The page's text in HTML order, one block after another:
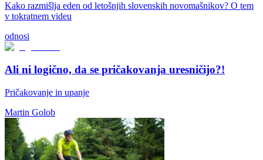
Kako razmišlja eden od letošnjih slovenskih novomašnikov? O tem
v tokratnem videu
odnosi
Ali ni logično, da se pričakovanja uresničijo?!
Pričakovanje in upanje
Martin Golob